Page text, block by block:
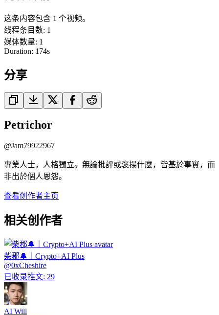
这条内容包含 1 个视频。
线程条目数: 1
媒体数量: 1
Duration: 174s
分享
Petrichor
@Jam79922967
專業人士，人格獨立。無論批評或褒揚什麽，皆基於事實，而
非出於個人恩怨。
查看创作者主页
相关创作者
柴郡🔔｜Crypto+AI Plus
@0xCheshire
已收录推文: 29
AI Will